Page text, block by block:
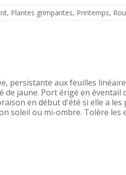
, Plantes grimpantes, Printemps,
persistante aux feuilles
de jaune. Port érigé en éventail
en début d'été si elle a les
soleil ou mi-ombre. Tolère les